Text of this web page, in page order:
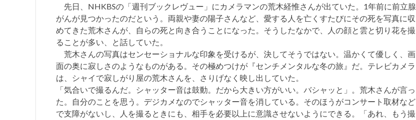
先日、NHKBSの「週刊ブックレヴュー」にカメラマンの荒木経惟さんが出ていた。1年前に前立腺
がんが見つかったのだという。両親や妻の陽子さんなど、愛する人を亡くすたびにその死を写真に収
めてきた荒木さんが、自らの死と向き合うことになった。そうしたなかで、人の顔と雲と切り花を撮
ることが多い、と話していた。
荒木さんの写真はセンセーショナルな印象を受けるが、決してそうではない。温かくて優しく、画
面の奥に寂しさのようなものがある。その極めつけが『センチメンタルな冬の旅』だ。テレビカメラ
は、シャイで寂しがり屋の荒木さんを、さりげなく映し出していた。
「気合いで撮るんだ。シャッター音は鼓動。だから大きい方がいい。バシャッと」。荒木さんが言っ
た。自分のことを思う。デジカメなのでシャッター音を消している。そのほうがコンサート取材など
で支障がないし、人を撮るときにも、相手を必要以上に意識させないようにできる。「あれ、もう撮